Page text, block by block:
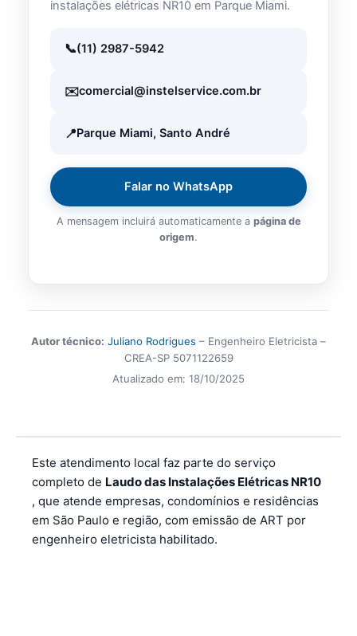
instalações elétricas NR10 em Parque Miami.
(11) 2987-5942
comercial@instelservice.com.br
Parque Miami, Santo André
Falar no WhatsApp
A mensagem incluirá automaticamente a página de
origem.
Autor técnico: Juliano Rodrigues – Engenheiro Eletricista –
CREA-SP 5071122659
Atualizado em: 18/10/2025
Este atendimento local faz parte do serviço
completo de Laudo das Instalações Elétricas NR10
, que atende empresas, condomínios e residências
em São Paulo e região, com emissão de ART por
engenheiro eletricista habilitado.